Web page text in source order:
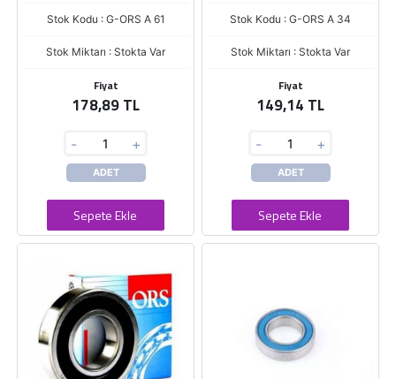
Stok Kodu : G-ORS A 61
Stok Miktarı : Stokta Var
Fiyat
178,89 TL
- +
ADET
Sepete Ekle
Stok Kodu : G-ORS A 34
Stok Miktarı : Stokta Var
Fiyat
149,14 TL
- +
ADET
Sepete Ekle